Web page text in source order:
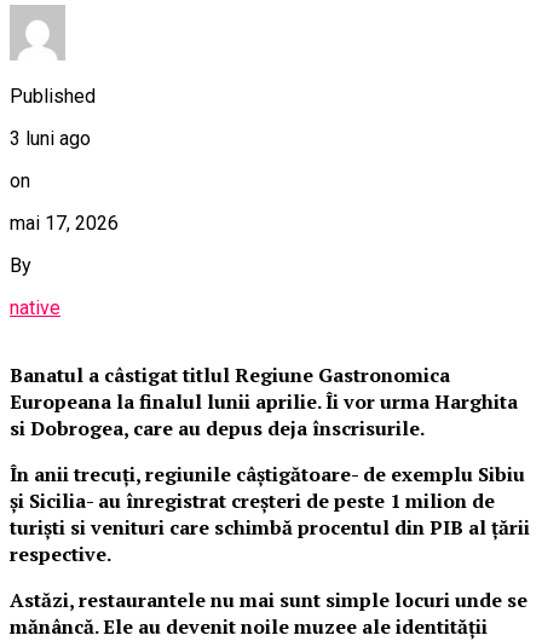
Published
3 luni ago
on
mai 17, 2026
By
native
Banatul a câstigat titlul Regiune Gastronomica
Europeana la finalul lunii aprilie. Îi vor urma Harghita
si Dobrogea, care au depus deja înscrisurile.
În anii trecuți, regiunile câștigătoare- de exemplu Sibiu
și Sicilia- au înregistrat creșteri de peste 1 milion de
turiști si venituri care schimbă procentul din PIB al țării
respective.
Astăzi, restaurantele nu mai sunt simple locuri unde se
mănâncă. Ele au devenit noile muzee ale identității